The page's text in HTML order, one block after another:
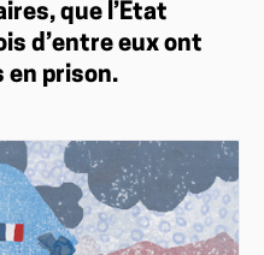
que l’État
d’entre eux ont
en prison.